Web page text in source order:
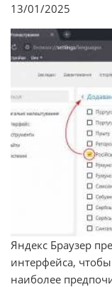
13/01/2025
Яндекс Браузер
интерфейса,
наиболее